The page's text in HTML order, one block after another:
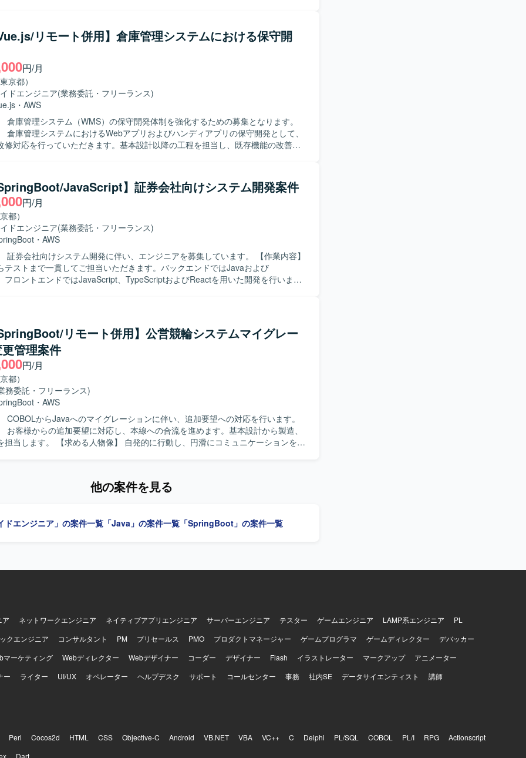
す。5名以上のチーム開発体制の中で、周囲と連携しながら自律的に動ける方、ド
ミュニケーションを通じて品質向上に取り組める方が望ましいです。 【ポジシ
生命保険業界向けのコアシステムに携わることで、業務知識とWebアプリケーシ
ルの双方を高めていただけます。上流工程から開発・保守まで一気通貫で関われ
定義スキルや設計力を伸ばしやすい環境です。CJFリプレイス対応など、レガシー
行経験も積むことができます。 【開発環境】 JavaおよびSpringBootを中
アプリケーション開発環境となっております。クラウド技術としてAWSを利用す
り、要件定義や基本設計など上流工程にも関わる機会がございます。
リモート併用】倉庫管理システムにおける保守開
円/月
京都）
ドエンジニア(業務委託・フリーランス)
・ AWS
倉庫管理システム（WMS）の保守開発体制を強化するための募集となります。
倉庫管理システムにおけるWebアプリおよびハンディアプリの保守開発として、
修対応を行っていただきます。基本設計以降の工程を担当し、既存機能の改善や
ポジションの魅力】 倉庫管理システムという業務基幹に近
ることで、業務知識とWebアプリ・モバイル開発スキルの双方を高めていただけ
定の案件のため、腰を据えて継続的にシステム改善に関わることができます。
Java、Vue.js、React、Android-kotlin、AWS を利用したWebアプリおよびハンデ
発環境となります。
JavaScript】証券会社向けシステム開発案件
円/月
都）
ドエンジニア(業務委託・フリーランス)
・ AWS
証券会社向けシステム開発に伴い、エンジニアを募集しています。 【作業内容】
テストまで一貫してご担当いただきます。バックエンドではJavaおよび
フロントエンドではJavaScript、TypeScriptおよびReactを用いた開発を行いま
）、フロントエンドはJavaScript、TypeScript（React）を使用します。
管理にはGitLab、コミュニケーションにはTeamsを使用します。
リモート併用】公営競輪システムマイグレー
管理案件
円/月
都）
務委託・フリーランス)
・ AWS
COBOLからJavaへのマイグレーションに伴い、追加要望への対応を行います。
お客様からの追加要望に対応し、本線への合流を進めます。基本設計から製造、
発的に行動し、円滑にコミュニケーションを取
他の案件を見る
ドエンジニア」の案件一覧 「Java」の案件一覧 「SpringBoot」の案件一覧
ア ネットワークエンジニア ネイティブアプリエンジニア サーバーエンジニア テスター ゲームエンジニア LAMP系エンジニア
PL
クエンジニア コンサルタント PM プリセールス PMO プロダクトマネージャー ゲームプログラマ ゲームディレクター
デバッカー
マーケティング Webディレクター Webデザイナー コーダー デザイナー Flash イラストレーター マークアップ
アニメーター
ー ライター UI/UX オペレーター ヘルプデスク サポート コールセンター 事務 社内SE データサイエンティスト 講師
Perl Cocos2d HTML CSS Objective-C Android VB.NET VBA VC++ C Delphi PL/SQL COBOL PL/I RPG
Actionscript
Dart